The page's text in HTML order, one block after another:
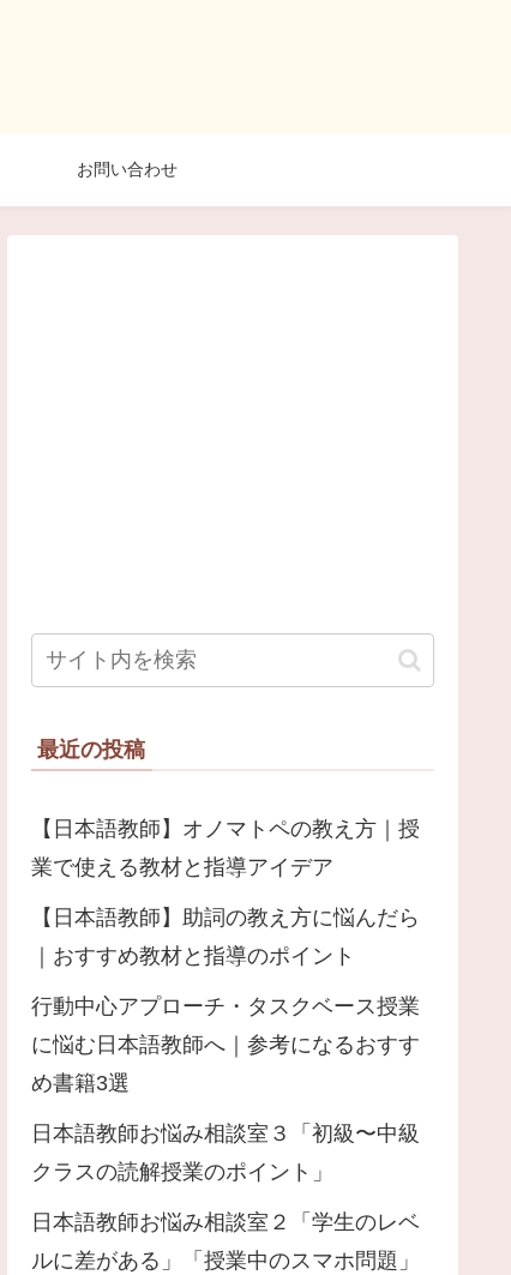
お問い合わせ
最近の投稿
【日本語教師】オノマトペの教え方｜授
業で使える教材と指導アイデア
【日本語教師】助詞の教え方に悩んだら
｜おすすめ教材と指導のポイント
行動中心アプローチ・タスクベース授業
に悩む日本語教師へ｜参考になるおすす
め書籍3選
日本語教師お悩み相談室３「初級〜中級
クラスの読解授業のポイント」
日本語教師お悩み相談室２「学生のレベ
ルに差がある」「授業中のスマホ問題」